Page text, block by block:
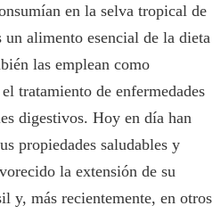
en la selva tropical de
alimento esencial de la dieta
las emplean como
tratamiento de enfermedades
digestivos. Hoy en día han
propiedades saludables y
la extensión de su
y, más recientemente, en otros